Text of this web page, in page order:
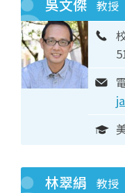
吳文傑 教授
林翠絹 教授